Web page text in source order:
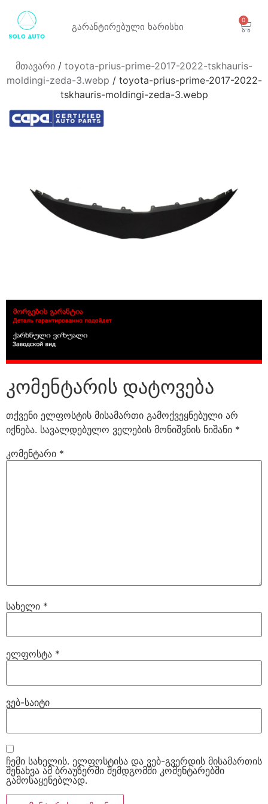
გარანტირებული ხარისხი
0
მთავარი / toyota-prius-prime-2017-2022-tskhauris-
moldingi-zeda-3.webp / toyota-prius-prime-2017-2022-
tskhauris-moldingi-zeda-3.webp
კომენტარის დატოვება
თქვენი ელფოსტის მისამართი გამოქვეყნებული არ
იქნება. სავალდებულო ველების მონიშვნის ნიშანი *
კომენტარი *
სახელი *
ელფოსტა *
ვებ-საიტი
ჩემი სახელის. ელფოსტისა და ვებ-გვერდის მისამართის
შენახვა ამ ბრაუზერში შემდგომში კომენტარებში
გამოსაყენებლად.